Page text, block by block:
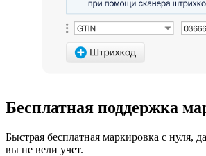
Бесплатная поддержка
Быстрая бесплатная маркировка с нуля,
вы не вели учет.